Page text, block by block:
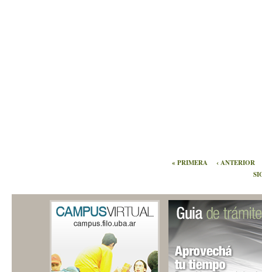
« PRIMERA ‹ ANTERIOR